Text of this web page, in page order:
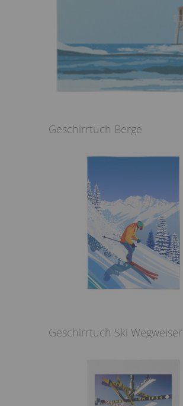
Geschirrtuch Berge
Geschirrtuch Ski Wegweiser